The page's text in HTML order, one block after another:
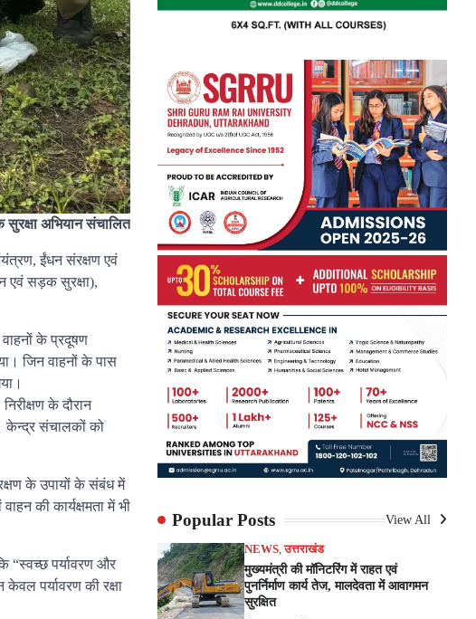
सुरक्षा अभियान संचालित
ईंधन संरक्षण एवं
एवं सड़क सुरक्षा),
वाहनों के प्रदूषण
जिन वाहनों के पास
के दौरान
केन्द्र संचालकों को
के उपायों के संबंध में
की कार्यक्षमता में भी
“स्वच्छ पर्यावरण और
पर्यावरण की रक्षा
Popular Posts View All
NEWS,उत्तराखंड
मुख्यमंत्री की मॉनिटरिंग में राहत एवं
पुनर्निर्माण कार्य तेज, मालदेवता में आवागमन
सुरक्षित